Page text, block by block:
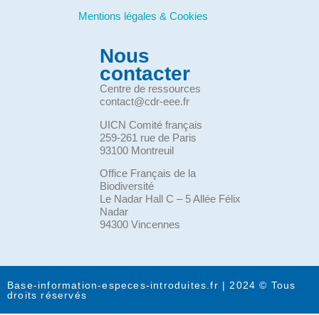
Mentions légales & Cookies
Nous
contacter
Centre de ressources
contact@cdr-eee.fr
UICN Comité français
259-261 rue de Paris
93100 Montreuil
Office Français de la
Biodiversité
Le Nadar Hall C – 5 Allée Félix
Nadar
94300 Vincennes
Base-information-especes-introduites.fr | 2024 © Tous
droits réservés